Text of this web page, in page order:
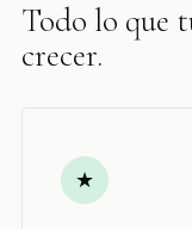
Todo lo que
crecer.
★